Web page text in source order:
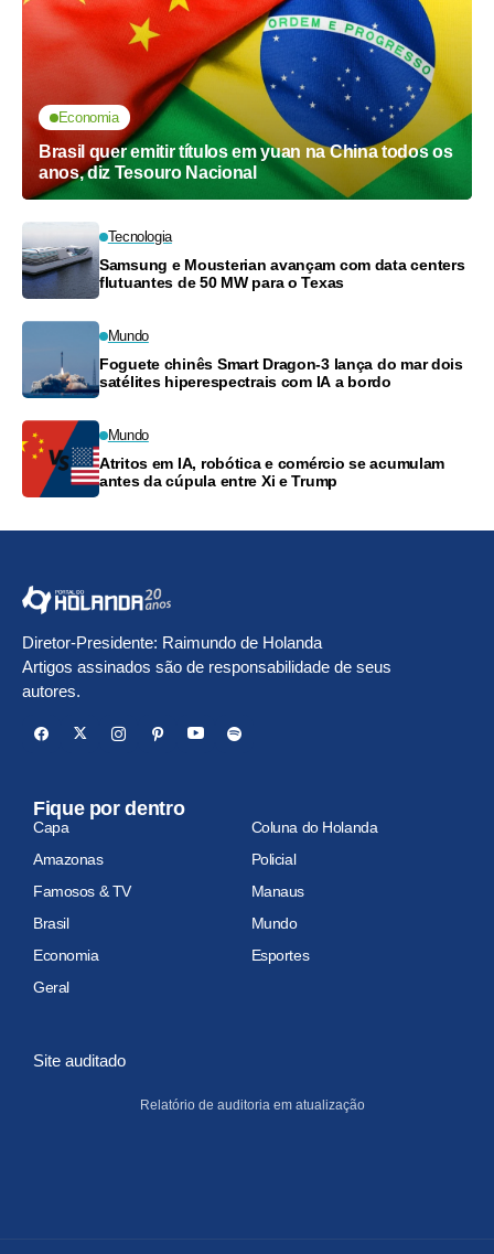
Economia
Brasil quer emitir títulos em yuan na China todos os
anos, diz Tesouro Nacional
Tecnologia
Samsung e Mousterian avançam com data centers
flutuantes de 50 MW para o Texas
Mundo
Foguete chinês Smart Dragon-3 lança do mar dois
satélites hiperespectrais com IA a bordo
Mundo
Atritos em IA, robótica e comércio se acumulam
antes da cúpula entre Xi e Trump
Diretor-Presidente: Raimundo de Holanda
Artigos assinados são de responsabilidade de seus
autores.
Fique por dentro
Capa
Coluna do Holanda
Amazonas
Policial
Famosos & TV
Manaus
Brasil
Mundo
Economia
Esportes
Geral
Site auditado
Relatório de auditoria em atualização